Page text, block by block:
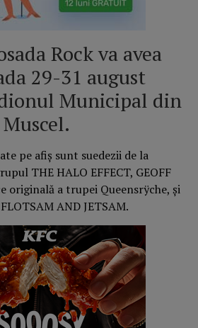
Rock va avea
29-31 august
Municipal din
pe afiș sunt suedezii de la
THE HALO EFFECT, GEOFF
originală a trupei Queensrÿche, și
AND JETSAM.